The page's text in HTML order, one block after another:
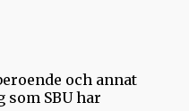
och annat
SBU har